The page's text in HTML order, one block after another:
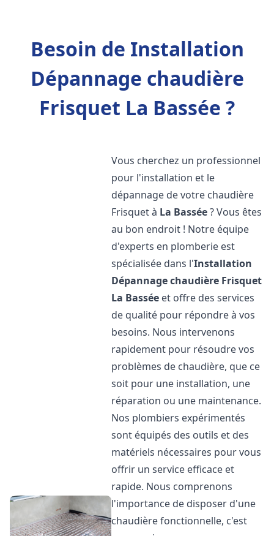
Besoin de Installation
Dépannage chaudière
Frisquet La Bassée ?
Vous cherchez un professionnel
pour l'installation et le
dépannage de votre chaudière
Frisquet à La Bassée? Vous êtes
au bon endroit ! Notre équipe
d'experts en plomberie est
spécialisée dans l'Installation
Dépannage chaudière Frisquet
La Bassée et offre des services
de qualité pour répondre à vos
besoins. Nous intervenons
rapidement pour résoudre vos
problèmes de chaudière, que ce
soit pour une installation, une
réparation ou une maintenance.
Nos plombiers expérimentés
sont équipés des outils et des
matériels nécessaires pour vous
offrir un service efficace et
rapide. Nous comprenons
l'importance de disposer d'une
chaudière fonctionnelle, c'est